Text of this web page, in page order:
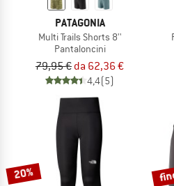
PATAGONIA
Multi Trails Shorts 8''
Pantaloncini
79,95 € da 62,36 €
4,4(5)
20%